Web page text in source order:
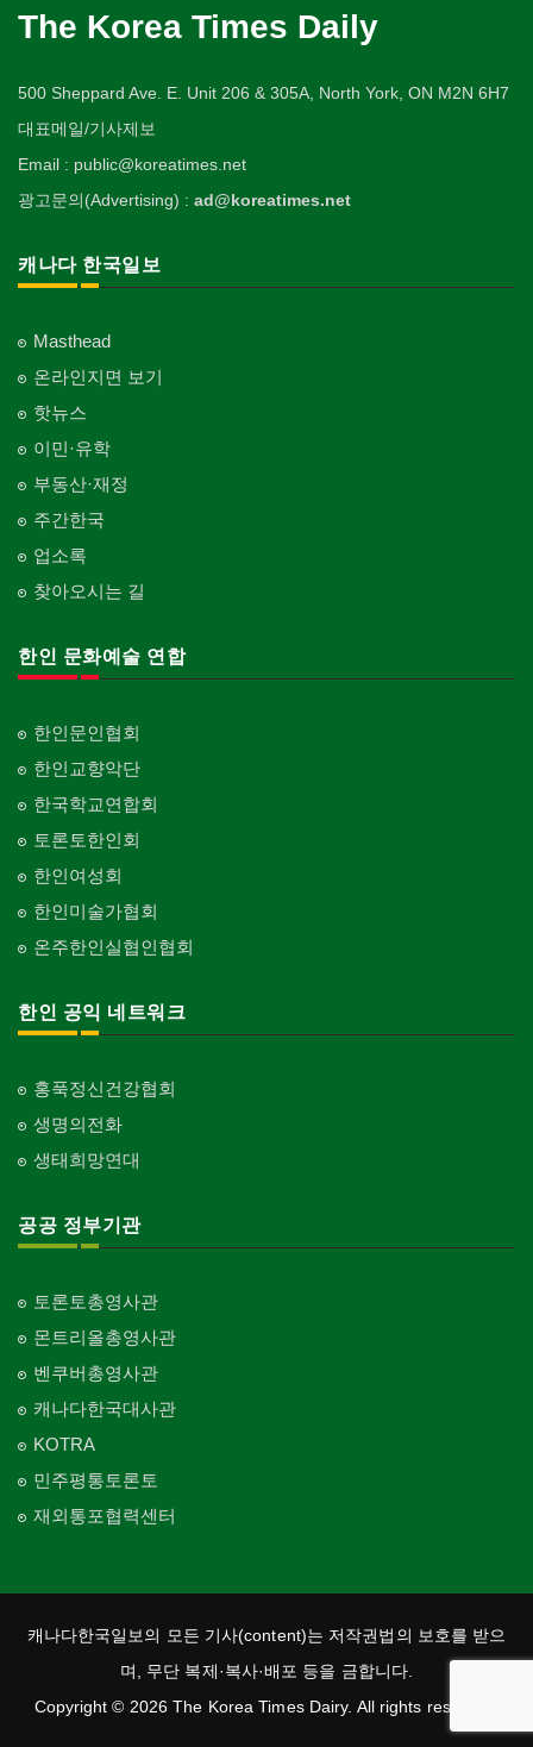
The Korea Times Daily
500 Sheppard Ave. E. Unit 206 & 305A, North York, ON M2N 6H7
대표메일/기사제보
Email : public@koreatimes.net
광고문의(Advertising) : ad@koreatimes.net
캐나다 한국일보
Masthead
온라인지면 보기
핫뉴스
이민·유학
부동산·재정
주간한국
업소록
찾아오시는 길
한인 문화예술 연합
한인문인협회
한인교향악단
한국학교연합회
토론토한인회
한인여성회
한인미술가협회
온주한인실협인협회
한인 공익 네트워크
홍푹정신건강협회
생명의전화
생태희망연대
공공 정부기관
토론토총영사관
몬트리올총영사관
벤쿠버총영사관
캐나다한국대사관
KOTRA
민주평통토론토
재외통포협력센터
캐나다한국일보의 모든 기사(content)는 저작권법의 보호를 받으
며, 무단 복제·복사·배포 등을 금합니다.
Copyright © 2026 The Korea Times Dairy. All rights reserved.